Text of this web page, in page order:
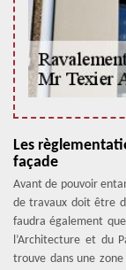
Les
façade
Avant de pouvoir
de travaux doit être
faudra également
l’Architecture et du
trouve dans une